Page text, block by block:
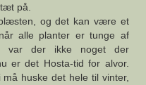
på.
og det kan være et
alle planter er tunge af
var der ikke noget der
er det Hosta-tid for alvor.
huske det hele til vinter,